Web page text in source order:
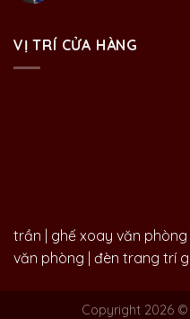
VỊ TRÍ CỬA HÀNG
trần
ghế xoay văn
văn phòng đèn trang trí
Copyright 2026 ©